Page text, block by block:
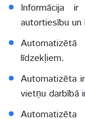
Informācija
autortiesību un
līdzekļiem.
Automatizēta
vietņu darbībā